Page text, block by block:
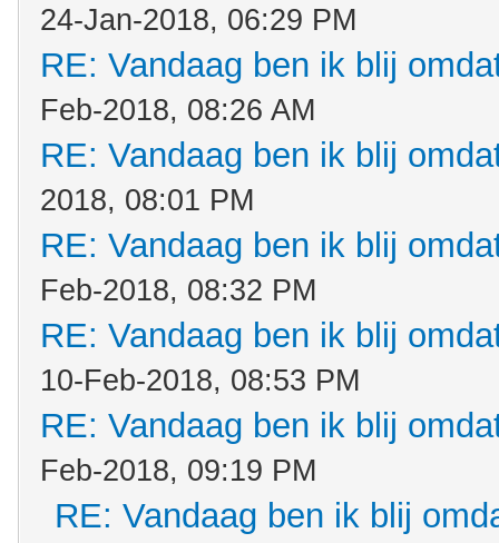
24-Jan-2018, 06:29 PM
RE: Vandaag ben ik blij
Feb-2018, 08:26 AM
RE: Vandaag ben ik blij
2018, 08:01 PM
RE: Vandaag ben ik blij
Feb-2018, 08:32 PM
RE: Vandaag ben ik blij
10-Feb-2018, 08:53 PM
RE: Vandaag ben ik blij
Feb-2018, 09:19 PM
RE: Vandaag ben ik blij